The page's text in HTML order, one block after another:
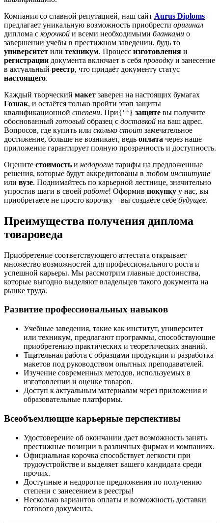
Компания со славной репутацией, наш сайт Aurus Diploms
предлагает уникальную возможность приобрести оригинал
диплома с корочкой и всеми необходимыми бланками о
завершении учебы в престижном заведении, будь то
университет или техникум. Процесс изготовления и
регистрации документа включает в себя проводку и занесение
в актуальный реестр, что придаёт документу статус
настоящего.
Каждый творческий макет заверен на настоящих бумагах
Гознак, и остаётся только пройти этап защиты
квалификационной степени. При{‘ ‘} защите вы получите
обоснованный готовый образец с доставкой на ваш адрес.
Вопросов, где купить или сколько стоит замечательное
достижение, больше не возникает, ведь оплата через наше
приложение гарантирует полную прозрачность и доступность.
Оцените стоимость и недорогие тарифы на предложенные
решения, которые будут аккредитованы в любом институте
или вузе. Поднимайтесь по карьерной лестнице, значительно
упростив шаги в своей работе! Оформив покупку у нас, вы
приобретаете не просто корочку – вы создаёте себе будущее.
Преимущества получения диплома
товароведа
Приобретение соответствующего аттестата открывает
множество возможностей для профессионального роста и
успешной карьеры. Мы рассмотрим главные достоинства,
которые выгодно выделяют владельцев такого документа на
рынке труда.
Развитие профессиональных навыков
Учебные заведения, такие как институт, университет
или техникум, предлагают программы, способствующие
приобретению практических и теоретических знаний.
Тщательная работа с образцами продукции и разработка
макетов под руководством опытных преподавателей.
Изучение современных методов, используемых в
изготовлении и оценке товаров.
Доступ к актуальным материалам через приложения и
образовательные платформы.
Всеобъемлющие карьерные перспективы
Удостоверение об окончании дает возможность занять
престижные позиции в различных фирмах и компаниях.
Официальная корочка способствует легкости при
трудоустройстве и выделяет вашего кандидата среди
прочих.
Доступные и недорогие предложения по получению
степени с занесением в реестры!
Несколько вариантов оплаты и возможность доставки
готового документа.